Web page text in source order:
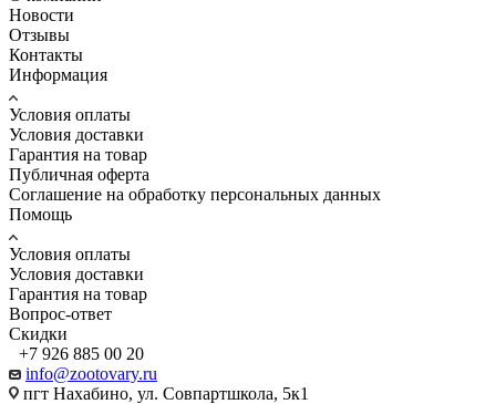
Новости
Отзывы
Контакты
Информация
Условия оплаты
Условия доставки
Гарантия на товар
Публичная оферта
Соглашение на обработку персональных данных
Помощь
Условия оплаты
Условия доставки
Гарантия на товар
Вопрос-ответ
Скидки
+7 926 885 00 20
info@zootovary.ru
пгт Нахабино, ул. Совпартшкола, 5к1